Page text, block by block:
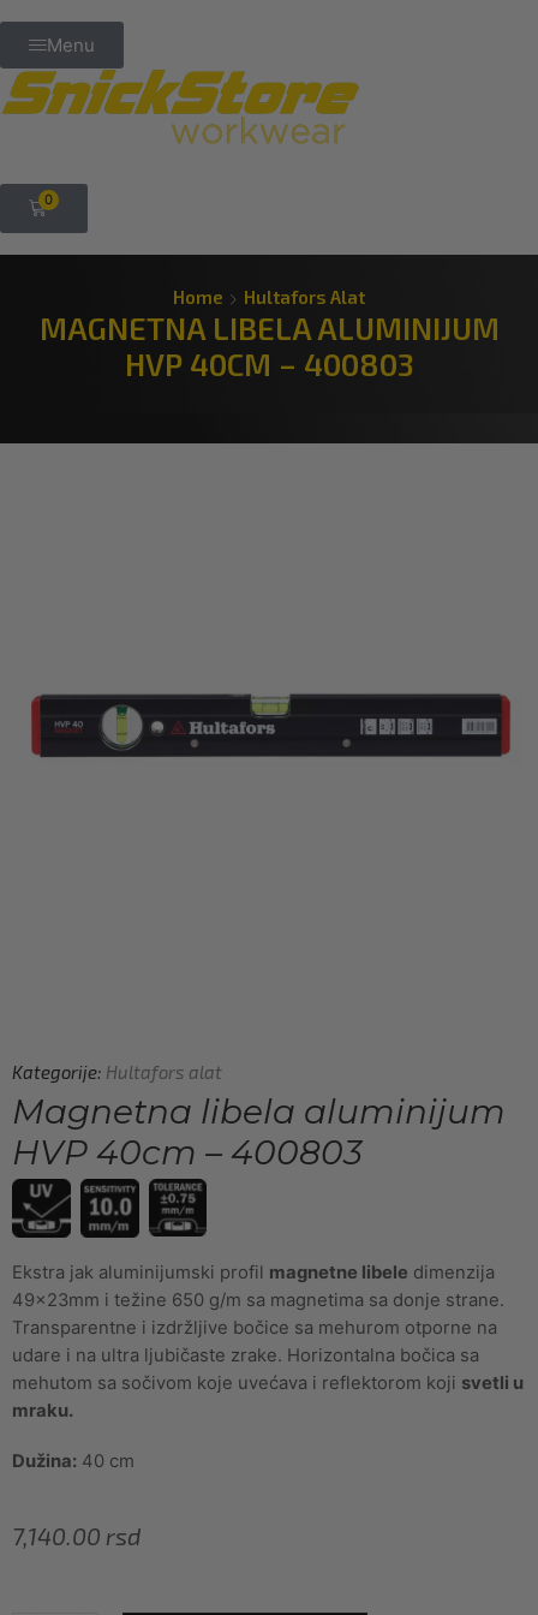
Menu
0
Home Hultafors Alat
MAGNETNA LIBELA ALUMINIJUM
HVP 40CM – 400803
Kategorije: Hultafors alat
Magnetna libela aluminijum
HVP 40cm – 400803
Ekstra jak aluminijumski profil magnetne libele dimenzija
49x23mm i težine 650 g/m sa magnetima sa donje strane.
Transparentne i izdržljive bočice sa mehurom otporne na
udare i na ultra ljubičaste zrake. Horizontalna bočica sa
mehutom sa sočivom koje uvećava i reflektorom koji svetli u
mraku.
Dužina: 40 cm
7,140.00 rsd